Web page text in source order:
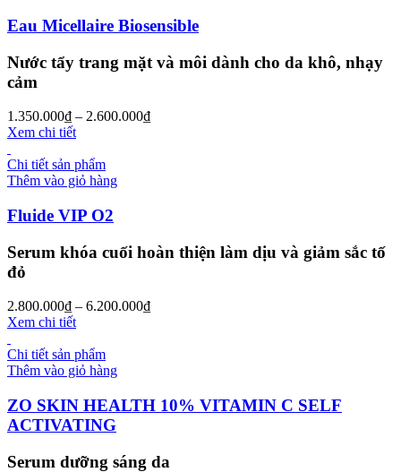
Eau Micellaire Biosensible
Nước tẩy trang mặt và môi dành cho da khô, nhạy
cảm
1.350.000₫ – 2.600.000₫
Xem chi tiết
Chi tiết sản phẩm
Thêm vào giỏ hàng
Fluide VIP O2
Serum khóa cuối hoàn thiện làm dịu và giảm sắc tố
đỏ
2.800.000₫ – 6.200.000₫
Xem chi tiết
Chi tiết sản phẩm
Thêm vào giỏ hàng
ZO SKIN HEALTH 10% VITAMIN C SELF
ACTIVATING
Serum dưỡng sáng da